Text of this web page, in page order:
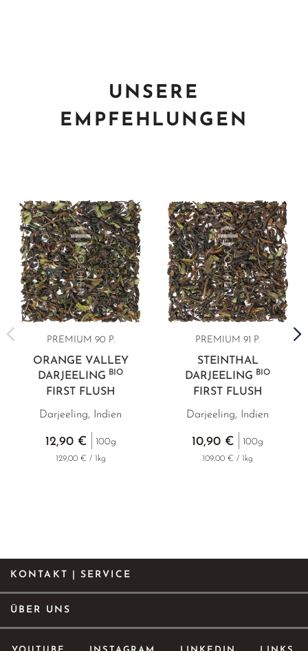
UNSERE
EMPFEHLUNGEN
PREMIUM 90 P.
ORANGE VALLEY
DARJEELING BIO
FIRST FLUSH
Darjeeling, Indien
12,90 € 100g
129,00 € / 1kg
PREMIUM 91 P.
STEINTHAL
DARJEELING BIO
FIRST FLUSH
Darjeeling, Indien
10,90 € 100g
109,00 € / 1kg
KONTAKT | SERVICE
ÜBER UNS